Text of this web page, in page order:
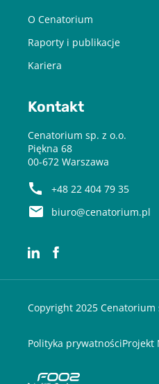
O Cenatorium
Raporty i publikacje
Kariera
Kontakt
Cenatorium sp. z o.o.
Piękna 68
00-672 Warszawa
+48 22 404 79 35
biuro@cenatorium.pl
Copyright 2025 Cenatorium
Polityka prywatnościProjekt